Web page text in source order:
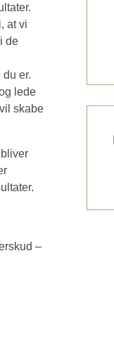
at vi
de
er.
lede
skabe
–